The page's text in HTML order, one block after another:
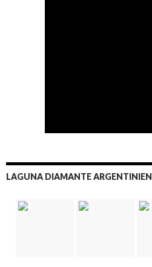
LAGUNA DIAMANTE ARGENTINIEN